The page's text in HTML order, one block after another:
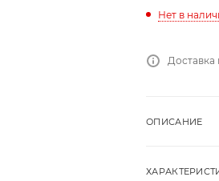
Нет в
ОПИСАНИЕ